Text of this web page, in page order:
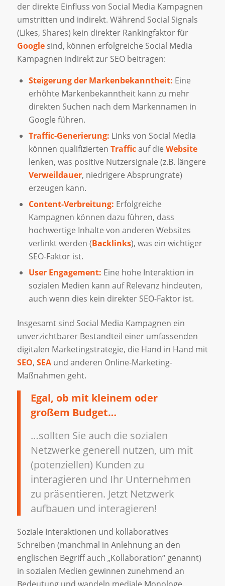
der direkte Einfluss von Social Media Kampagnen
umstritten und indirekt. Während Social Signals
(Likes, Shares) kein direkter Rankingfaktor für
Googlesind, können erfolgreiche Social Media
Kampagnen indirekt zur SEO beitragen:
Steigerung der Markenbekanntheit: Eine
erhöhte Markenbekanntheit kann zu mehr
direkten Suchen nach dem Markennamen in
Google führen.
Traffic-Generierung: Links von Social Media
können qualifizierten Trafficauf die Website
lenken, was positive Nutzersignale (z.B. längere
Verweildauer, niedrigere Absprungrate)
erzeugen kann.
Content-Verbreitung: Erfolgreiche
Kampagnen können dazu führen, dass
hochwertige Inhalte von anderen Websites
verlinkt werden (Backlinks), was ein wichtiger
SEO-Faktor ist.
User Engagement: Eine hohe Interaktion in
sozialen Medien kann auf Relevanz hindeuten,
auch wenn dies kein direkter SEO-Faktor ist.
Insgesamt sind Social Media Kampagnen ein
unverzichtbarer Bestandteil einer umfassenden
digitalen Marketingstrategie, die Hand in Hand mit
SEO, SEAund anderen Online-Marketing-
Maßnahmen geht.
Egal, ob mit kleinem oder
großem Budget…
…sollten Sie auch die sozialen
Netzwerke generell nutzen, um mit
(potenziellen) Kunden zu
interagieren und Ihr Unternehmen
zu präsentieren. Jetzt Netzwerk
aufbauen und interagieren!
Soziale Interaktionen und kollaboratives
Schreiben (manchmal in Anlehnung an den
englischen Begriff auch „Kollaboration“ genannt)
in sozialen Medien gewinnen zunehmend an